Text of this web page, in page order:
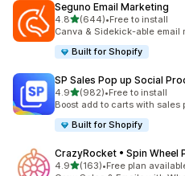
Seguno Email Marketing
4.8เต็ม 5 ดาว
(644)
ทั้งหมด 644 รีวิว
•Free to install
Canva & Sidekick-able email
Built for Shopify
SP Sales Pop up Social
4.9เต็ม 5 ดาว
(982)
ทั้งหมด 982 รีวิว
•Free to install
Boost add to carts with sales
Built for Shopify
CrazyRocket • Spin Wheel
4.9เต็ม 5 ดาว
(163)
ทั้งหมด 163 รีวิว
•Free plan